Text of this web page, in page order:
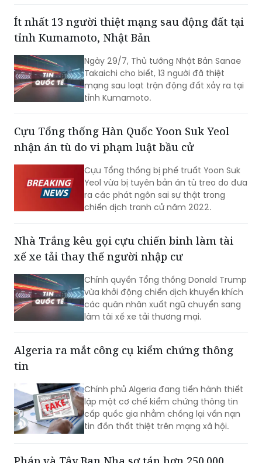
Ngày 29/7, Thủ tướng Nhật Bản Sanae
Takaichi cho biết, 13 người đã thiệt
mạng sau loạt trận động đất xảy ra tại
tỉnh Kumamoto.
Cựu Tổng thống Hàn Quốc Yoon Suk Yeol
Cựu Tổng thống bị phế truất Yoon Suk
Yeol vừa bị tuyên bản án tù treo do đưa
ra các phát ngôn sai sự thật trong
chiến dịch tranh cử năm 2022.
Nhà Trắng kêu gọi cựu chiến binh làm tài
Chính quyền Tổng thống Donald Trump
vừa khởi động chiến dịch khuyến khích
các quân nhân xuất ngũ chuyển sang
làm tài xế xe tải thương mại.
Algeria ra mắt công cụ kiểm chứng thông
Chính phủ Algeria đang tiến hành thiết
cấp quốc gia nhằm chống lại vấn nạn
tin đồn thất thiệt trên mạng xã hội.
Pháp và Tây Ban Nha sơ tán hơn 250.000